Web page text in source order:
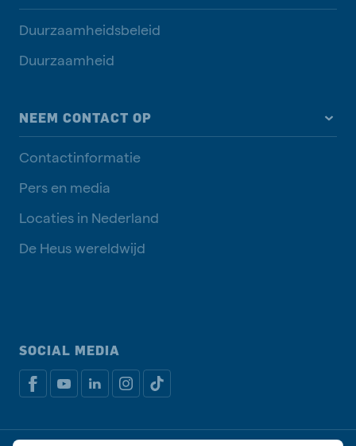
Duurzaamheidsbeleid
Duurzaamheid
NEEM CONTACT OP
Contactinformatie
Pers en media
Locaties in Nederland
De Heus wereldwijd
SOCIAL MEDIA